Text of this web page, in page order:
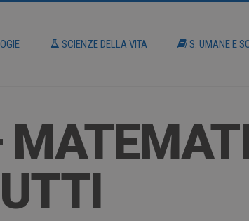
SCIENZE DELLA VITA S. UMANE E